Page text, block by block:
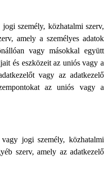
jogi személy, közhatalmi szerv,
amely a személyes adatok
vagy másokkal együtt
és eszközeit az uniós vagy a
vagy az adatkezelő
az uniós vagy a
vagy jogi személy, közhatalmi
szerv, amely az adatkezelő